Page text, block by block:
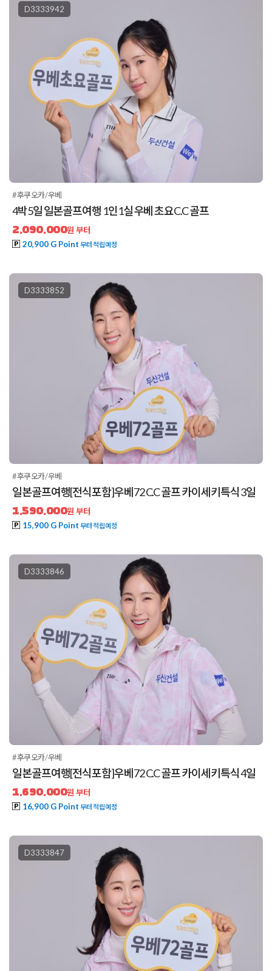
D3333942
#후쿠오카/우베
4박5일 일본골프여행 1인1실 우베 초요C.C 골프
2,090,000원 부터
20,900 G Point 부터 적립예정
D3333852
#후쿠오카/우베
일본골프여행[전식포함]우베72 C.C 골프 카이세키특식 3일
1,590,000원 부터
15,900 G Point 부터 적립예정
D3333846
#후쿠오카/우베
일본골프여행[전식포함]우베72 C.C 골프 카이세키특식 4일
1,690,000원 부터
16,900 G Point 부터 적립예정
D3333847